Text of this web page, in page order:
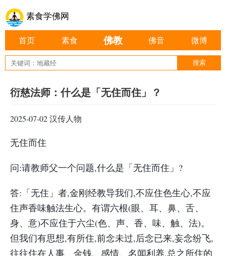
素食学佛网
首页 素食 佛教 佛音 微博
衍慈法师：什么是「无住而住」？
2025-07-02汉传人物
无住而住
问:请教师父一个问题,什么是「无住而住」?
答:「无住」者,金刚经教导我们,不应住色生心,不应
住声香味触法生心。有谓六根(眼、耳、鼻、舌、
身、意)不应住于六尘(色、声、香、味、触、法)。
但我们有思想,有所住,前念未过,后念已来,妄念纷飞,
往往住在人事、金钱、感情、名闻利养,总之所住的